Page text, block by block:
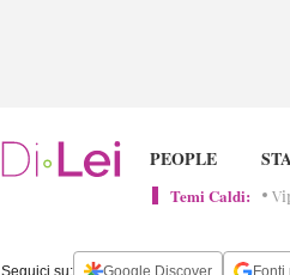
PEOPLE
Lifestyle
RELAZIONI
Mamma
PETS
Cani
HOBBY
Cucina
fare
GIRLZ
Beauty
RUBRICHE
Editoriali
NOMI
FRASI
AFORISMI
ESPERTI
PODCAST
NOTIZIE
I
SPECIALI
OROSCOPO
CONTATTI
Temi Caldi:
Seguici su: Google Discover Fonti